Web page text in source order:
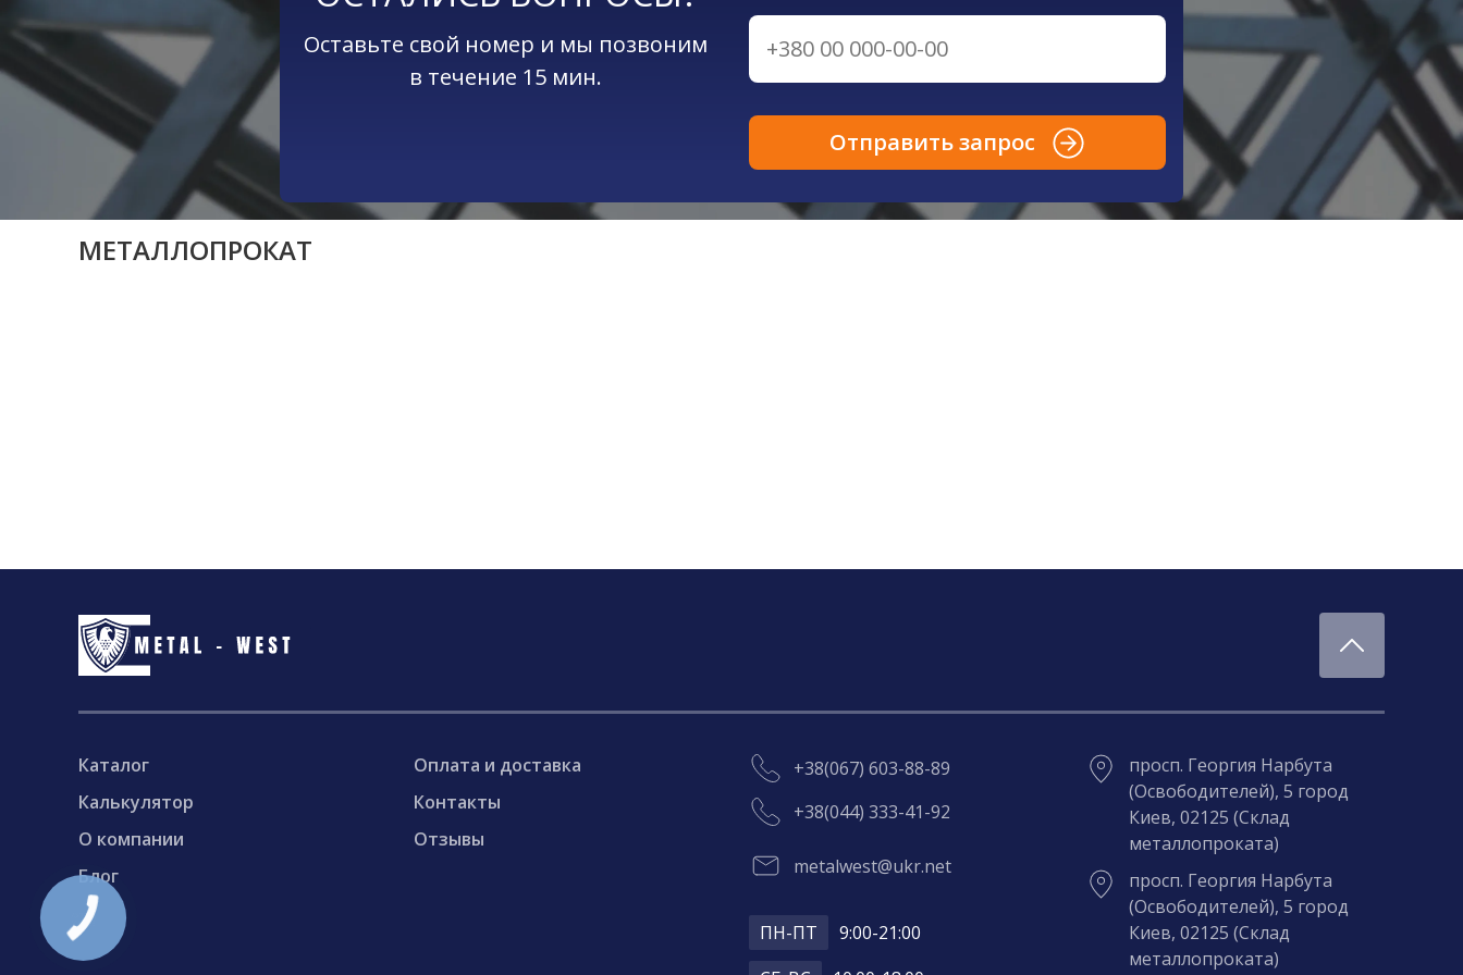
Оставьте свой номер и мы позвоним
в течение 15 мин.
Отправить запрос
МЕТАЛЛОПРОКАТ
Каталог
Калькулятор
О компании
Блог
Оплата и доставка
Контакты
Отзывы
+38(067) 603-88-89
+38(044) 333-41-92
metalwest@ukr.net
ПН-ПТ
9:00-21:00
просп. Георгия Нарбута
(Освободителей), 5 город
Киев, 02125 (Склад
металлопроката)
просп. Георгия Нарбута
(Освободителей), 5 город
Киев, 02125 (Склад
металлопроката)